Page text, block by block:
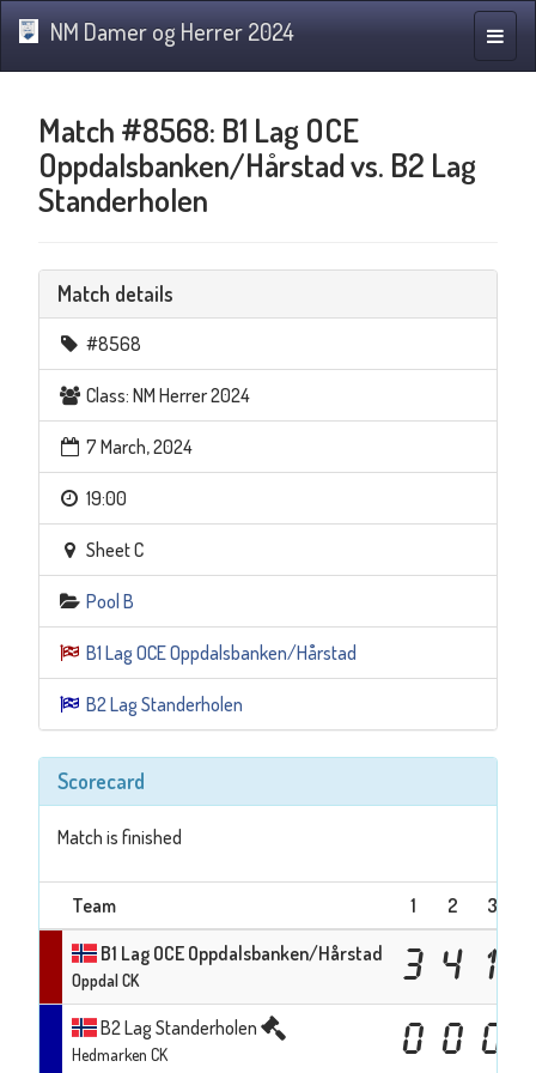
Toggle
NM Damer og Herrer 2024
Match #8568: B1 Lag OCE
Oppdalsbanken/Hårstad vs. B2 Lag
Standerholen
Match details
#8568
Class: NM Herrer 2024
7 March, 2024
19:00
Sheet C
Pool B
B1 Lag OCE Oppdalsbanken/Hårstad
B2 Lag Standerholen
Scorecard
Match is finished
Team 1 2 3
B1 Lag OCE Oppdalsbanken/Hårstad
Oppdal CK 3 4 1
B2 Lag Standerholen
Hedmarken CK 0 0 0